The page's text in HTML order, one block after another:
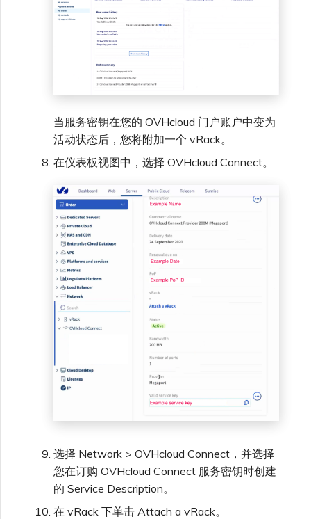
当服务密钥在您的 OVHcloud 门户账户中变为
活动状态后，您将附加一个 vRack。
在仪表板视图中，选择 OVHcloud Connect。
选择 Network > OVHcloud Connect，并选择
您在订购 OVHcloud Connect 服务密钥时创建
的 Service Description。
在 vRack 下单击 Attach a vRack。